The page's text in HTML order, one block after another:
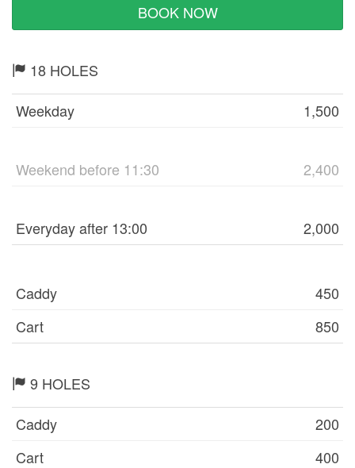
BOOK NOW
18 HOLES
Weekday
1,500
Weekend before 11:30 2,400
Everyday after 13:00 2,000
Caddy
450
Cart
850
9 HOLES
Caddy
200
Cart
400